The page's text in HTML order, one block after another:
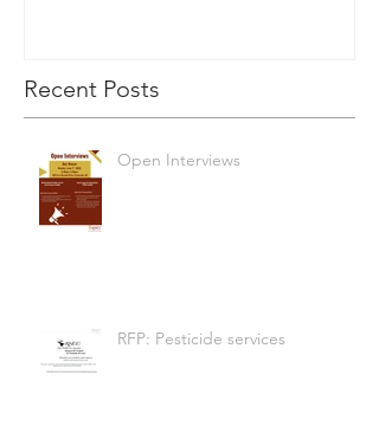
Recent Posts
Open Interviews
RFP: Pesticide services